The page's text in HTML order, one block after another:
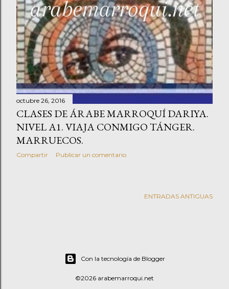
magnífica gastronomía a pie de playa. Se...
octubre 26, 2016
CLASES DE ÁRABE MARROQUÍ DARIYA.
NIVEL A1. VIAJA CONMIGO TÁNGER.
MARRUECOS.
Compartir Publicar un comentario
ENTRADAS ANTIGUAS
Con la tecnología de Blogger
©2026 arabemarroqui.net